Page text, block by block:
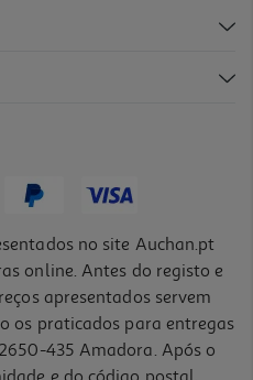
no site Auchan.pt
online. Antes do registo e
apresentados servem
os praticados para entregas
435 Amadora. Após o